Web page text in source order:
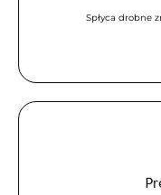
Spłyca drobne